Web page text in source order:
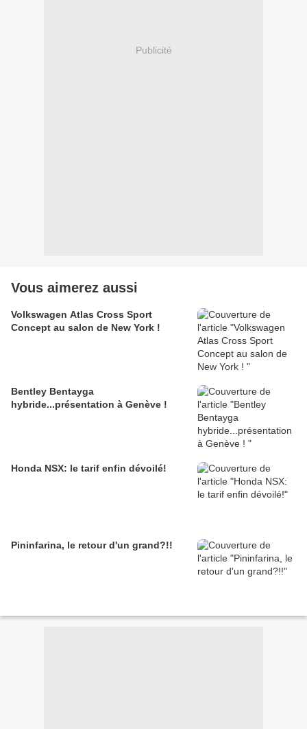
Publicité
Vous aimerez aussi
Volkswagen Atlas Cross Sport
Concept au salon de New York !
Bentley Bentayga
hybride...présentation à Genève !
Honda NSX: le tarif enfin dévoilé!
Pininfarina, le retour d'un grand?!!